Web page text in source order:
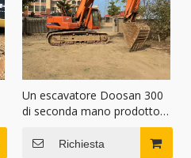
Un escavatore Doosan 300
di seconda mano prodotto
Richiesta